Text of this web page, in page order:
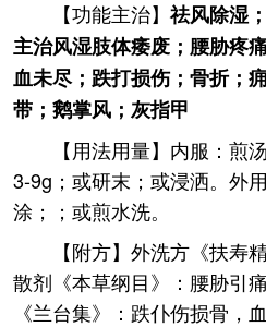
【功能主治】 祛风除湿
主治风湿肢体痿废；腰胁疼
血未尽；跌打损伤；骨折；
带；鹅掌风；灰指甲
【用法用量】内服：煎
3-9g；或研末；或浸洒。外
涂；；或煎水洗。
【附方】外洗方《扶寿
散剂《本草纲目》：腰胁引
《兰台集》：跌仆伤损骨，